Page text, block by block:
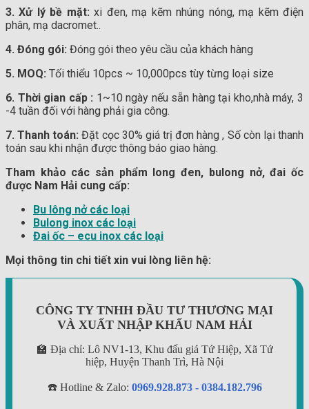
3. Xử lý bề mặt: xi đen, mạ kẽm nhúng nóng, mạ kẽm điện
phân, mạ dacromet..
4. Đóng gói: Đóng gói theo yêu cầu của khách hàng
5. MOQ: Tối thiểu 10pcs ~ 10,000pcs tùy từng loại size
6. Thời gian cấp : 1~10 ngày nếu sẵn hàng tại kho,nhà máy, 3
-4 tuần đối với hàng phải gia công.
7. Thanh toán: Đặt cọc 30% giá trị đơn hàng , Số còn lại thanh
toán sau khi nhận được thông báo giao hàng.
Tham khảo các sản phẩm long đen, bulong nở, đai ốc
được Nam Hải cung cấp:
Bu lông nở các loại
Bulong inox các loại
Đai ốc – ecu inox các loại
Mọi thông tin chi tiết xin vui lòng liên hệ:
CÔNG TY TNHH ĐẦU TƯ THƯƠNG MẠI
VÀ XUẤT NHẬP KHẨU NAM HẢI
🏫 Địa chỉ: Lô NV1-13, Khu đấu giá Tứ Hiệp, Xã Tứ
hiệp, Huyện Thanh Trì, Hà Nội
☎️ Hotline & Zalo: 0969.928.873 - 0384.182.796